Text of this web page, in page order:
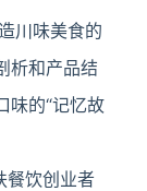
川味美食的
析和产品结
味的“记忆故
餐饮创业者